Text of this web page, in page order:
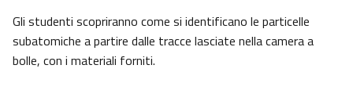
Gli studenti scopriranno come si identificano le particelle
subatomiche a partire dalle tracce lasciate nella camera a
bolle, con i materiali forniti.